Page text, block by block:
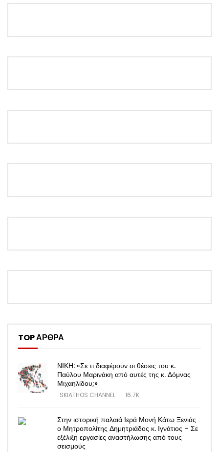
TOP ΑΡΘΡΑ
ΝΙΚΗ: «Σε τι διαφέρουν οι θέσεις του κ.
Παύλου Μαρινάκη από αυτές της κ. Δόμνας
Μιχαηλίδου;»
SKIATHOS CHANNEL 16.7K
Στην ιστορική παλαιά Ιερά Μονή Κάτω Ξενιάς
ο Μητροπολίτης Δημητριάδος κ. Ιγνάτιος – Σε
εξέλιξη εργασίες αναστήλωσης από τους
σεισμούς